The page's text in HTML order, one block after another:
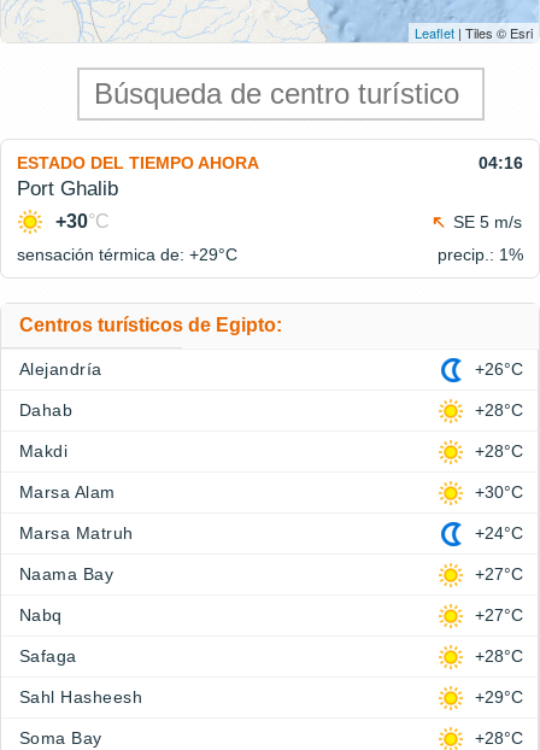
Leaflet | Tiles © Esri
ESTADO DEL TIEMPO AHORA 04:16
Port Ghalib
+30°C
SE 5 m/s
sensación térmica de: +29°C precip.: 1%
Centros turísticos de Egipto:
Alejandría +26°C
Dahab +28°C
Makdi +28°C
Marsa Alam +30°C
Marsa Matruh +24°C
Naama Bay +27°C
Nabq +27°C
Safaga +28°C
Sahl Hasheesh +29°C
Soma Bay +28°C